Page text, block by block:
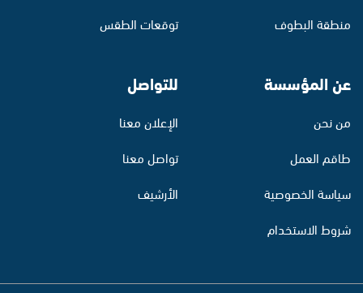
منطقة البطوف
توقعات الطقس
عن المؤسسة
من نحن
طاقم العمل
سياسة الخصوصية
شروط الاستخدام
للتواصل
الإعلان معنا
تواصل معنا
الأرشيف